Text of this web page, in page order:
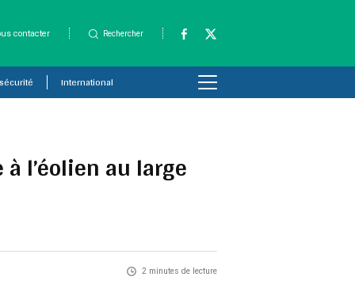
contacter Rechercher
International
l’éolien au large
2 minutes de lecture